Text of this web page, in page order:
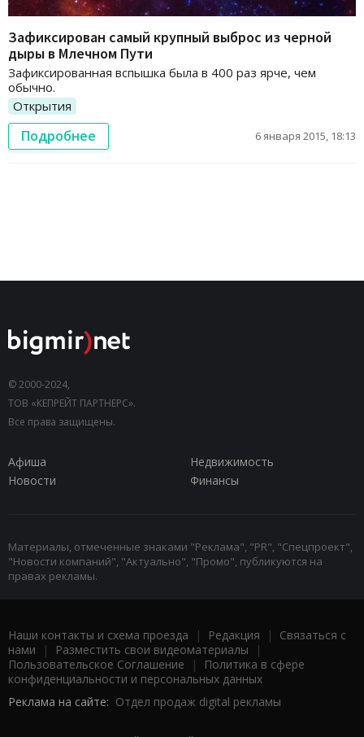
Зафиксирован самый крупный выброс из черной
дыры в Млечном Пути
Зафиксированная вспышка была в 400 раз ярче, чем
обычно.
Открытия
Подробнее 6 января 2015, 18:13
© 2000-2024,
ТОВ «КЕПРЕЙТ ПАРТНЕРС».
Все права защищены.
Афиша
Недвижимость
Новости
Финансы
Материалы, отмеченные знаками "Реклама", "PR", "Спецпроект",
"Новости компаний", "Актуально", "Промо", публикуются на
правах рекламы.
Наши контакты и схема проезда | Редакция | Связаться с
нами | Разместить свои видеоматериалы |
Пользовательское Соглашение |
Политика в сфере
конфиденциальности и персональных данных
Реклама на сайте: Отдел продаж digital рекламы